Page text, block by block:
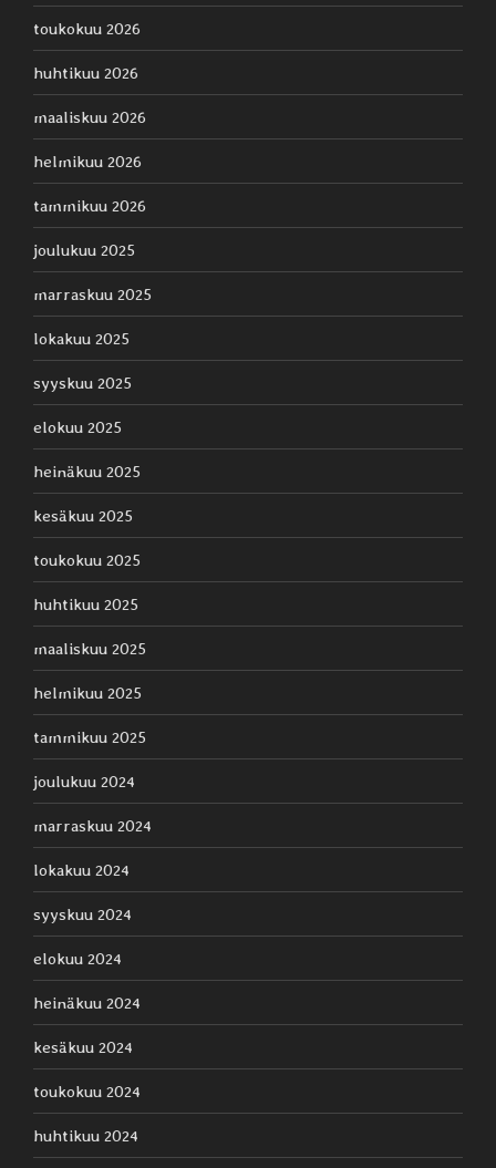
toukokuu 2026
huhtikuu 2026
maaliskuu 2026
helmikuu 2026
tammikuu 2026
joulukuu 2025
marraskuu 2025
lokakuu 2025
syyskuu 2025
elokuu 2025
heinäkuu 2025
kesäkuu 2025
toukokuu 2025
huhtikuu 2025
maaliskuu 2025
helmikuu 2025
tammikuu 2025
joulukuu 2024
marraskuu 2024
lokakuu 2024
syyskuu 2024
elokuu 2024
heinäkuu 2024
kesäkuu 2024
toukokuu 2024
huhtikuu 2024